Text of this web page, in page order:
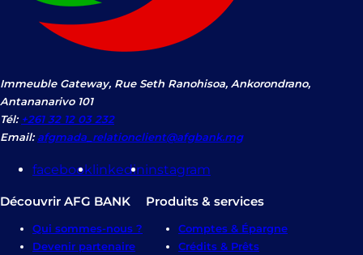
Immeuble Gateway, Rue Seth Ranohisoa, Ankorondrano,
Antananarivo 101
Tél: +261 32 12 03 232
Email: afgmada_relationclient@afgbank.mg
facebooklinkedininstagram
Découvrir AFG BANK
Qui sommes-nous ?
Devenir partenaire
Produits & services
Comptes & Épargne
Crédits & Prêts